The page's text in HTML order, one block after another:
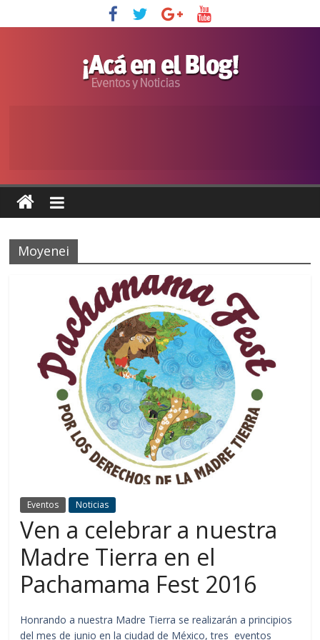
Moyenei
Eventos Noticias
Ven a celebrar a nuestra
Madre Tierra en el
Pachamama Fest 2016
Honrando a nuestra Madre Tierra se realizarán a principios
del mes de junio en la ciudad de México, tres eventos